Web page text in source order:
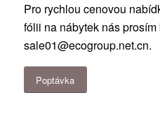
Pro rychlou cenovou
fólii na nábytek nás
sale01@ecogroup.net.cn.
Poptávka